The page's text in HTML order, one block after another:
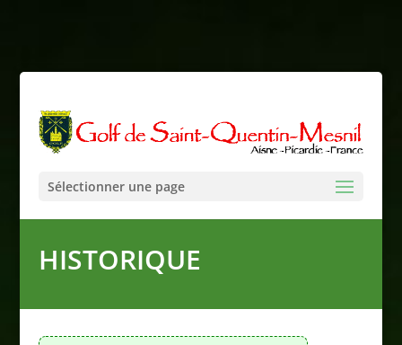
Sélectionner une page
HISTORIQUE